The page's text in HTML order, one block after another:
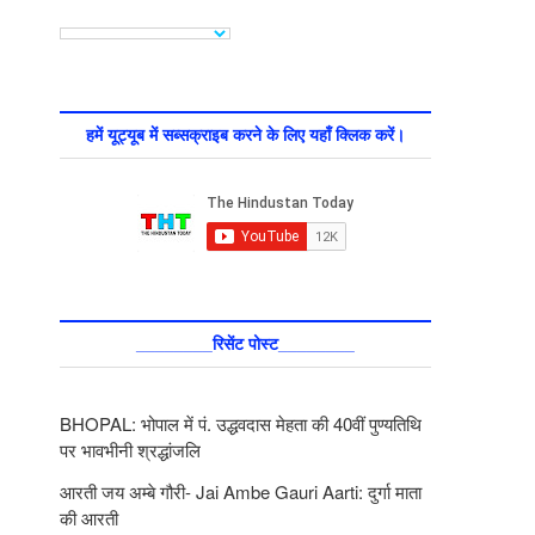
हमें यूट्यूब में सब्सक्राइब करने के लिए यहाँ क्लिक करें।
________रिसेंट पोस्ट________
BHOPAL: भोपाल में पं. उद्धवदास मेहता की 40वीं पुण्यतिथि
पर भावभीनी श्रद्धांजलि
आरती जय अम्बे गौरी- Jai Ambe Gauri Aarti: दुर्गा माता
की आरती